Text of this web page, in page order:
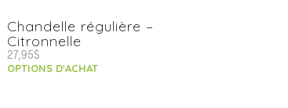
Chandelle régulière –
Citronnelle
27,95$
OPTIONS D'ACHAT